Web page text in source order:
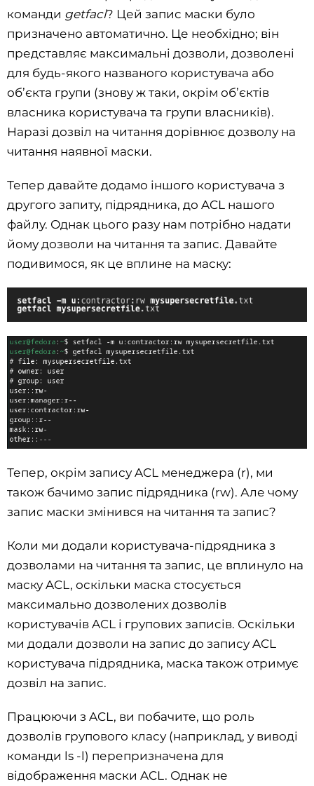
команди getfacl? Цей запис маски було
призначено автоматично. Це необхідно; він
представляє максимальні дозволи, дозволені
для будь-якого названого користувача або
об’єкта групи (знову ж таки, окрім об’єктів
власника користувача та групи власників).
Наразі дозвіл на читання дорівнює дозволу на
читання наявної маски.
Тепер давайте додамо іншого користувача з
другого запиту, підрядника, до ACL нашого
файлу. Однак цього разу нам потрібно надати
йому дозволи на читання та запис. Давайте
подивимося, як це вплине на маску:
Тепер, окрім запису ACL менеджера (r), ми
також бачимо запис підрядника (rw). Але чому
запис маски змінився на читання та запис?
Коли ми додали користувача-підрядника з
дозволами на читання та запис, це вплинуло на
маску ACL, оскільки маска стосується
максимально дозволених дозволів
користувачів ACL і групових записів. Оскільки
ми додали дозволи на запис до запису ACL
користувача підрядника, маска також отримує
дозвіл на запис.
Працюючи з ACL, ви побачите, що роль
дозволів групового класу (наприклад, у виводі
команди ls -l) перепризначена для
відображення маски ACL. Однак не